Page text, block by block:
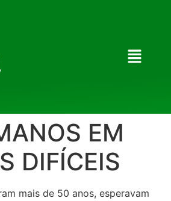
EM
DIFÍCEIS
mais de 50 anos, esperavam